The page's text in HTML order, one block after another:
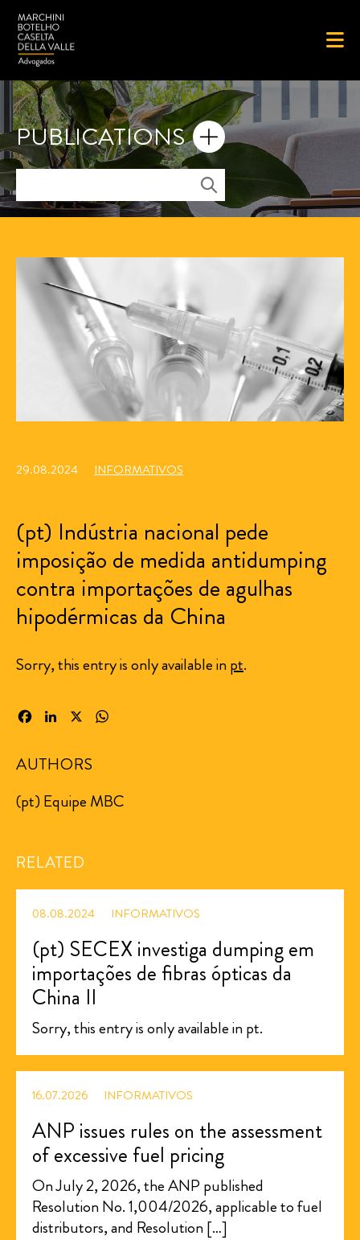
PUBLICATIONS
29.08.2024 INFORMATIVOS
(pt) Indústria nacional pede
imposição de medida antidumping
contra importações de agulhas
hipodérmicas da China
Sorry, this entry is only available inpt.
FacebookLinkedIn
AUTHORS
(pt) Equipe MBC
RELATED
08.08.2024 INFORMATIVOS
(pt) SECEX investiga dumping em
importações de fibras ópticas da
China II
Sorry, this entry is only available in pt.
16.07.2026 INFORMATIVOS
ANP issues rules on the assessment
of excessive fuel pricing
On July 2, 2026, the ANP published
Resolution No. 1,004/2026, applicable to fuel
distributors, and Resolution […]